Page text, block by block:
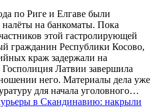
по Риге и Елгаве были
на банкоматы. Пока
этой гастролирующей
гражданин Республики Косово,
краж задержали на
Латвии завершила
него. Материалы дела уже
для начала уголовного…